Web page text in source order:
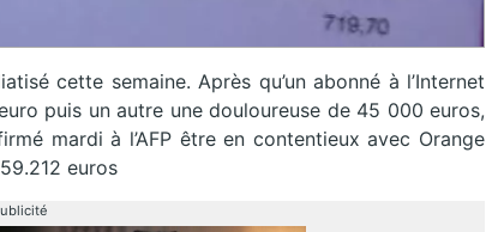
cette semaine. Après qu’un abonné à l’Internet
puis un autre une douloureuse de 45 000 euros,
mardi à l’AFP être en contentieux avec Orange
euros